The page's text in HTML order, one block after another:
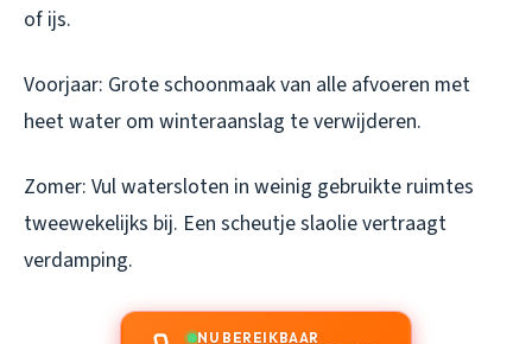
of ijs.
Voorjaar: Grote schoonmaak van alle afvoeren met
heet water om winteraanslag te verwijderen.
Zomer: Vul watersloten in weinig gebruikte ruimtes
tweewekelijks bij. Een scheutje slaolie vertraagt
verdamping.
NU BEREIKBAAR